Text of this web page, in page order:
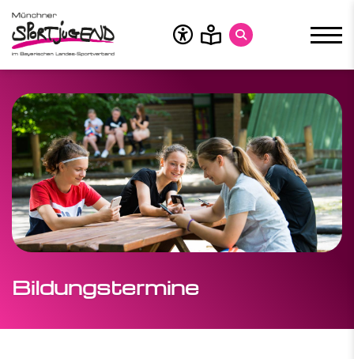
Bildungstermine
Über uns
Zuschüsse
Bildung
MSJ-Bildung
Bildungstermine